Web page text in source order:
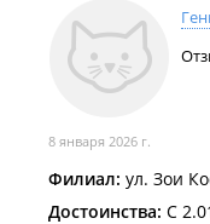
Тёплый декабрь
Более 70 катков во
зимой для жителей и
8 января 2026 г.
Филиал: ул. Зои
Достоинства: С